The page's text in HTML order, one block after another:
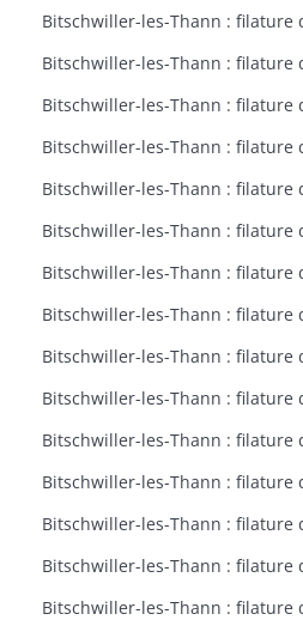
Bitschwiller-les-Thann :
Bitschwiller-les-Thann :
Bitschwiller-les-Thann :
Bitschwiller-les-Thann :
Bitschwiller-les-Thann :
Bitschwiller-les-Thann :
Bitschwiller-les-Thann :
Bitschwiller-les-Thann :
Bitschwiller-les-Thann :
Bitschwiller-les-Thann :
Bitschwiller-les-Thann :
Bitschwiller-les-Thann :
Bitschwiller-les-Thann :
Bitschwiller-les-Thann :
Bitschwiller-les-Thann :